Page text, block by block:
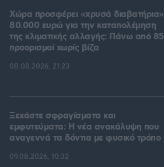
Χώρα προσφέρει «χρυσά διαβατήρια»
80.000 ευρώ για την καταπολέμηση
της κλιματικής αλλαγής: Πάνω από 85
προορισμοί χωρίς βίζα
08.08.2026, 21:23
Ξεχάστε σφραγίσματα και
εμφυτεύματα: Η νέα ανακάλυψη που
αναγεννά τα δόντια με φυσικό τρόπο
09.08.2026, 10:32